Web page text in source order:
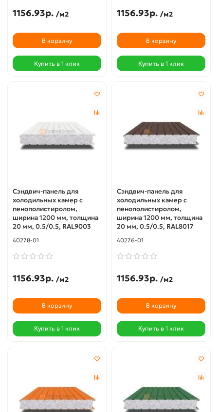
1156.93р. /м2
В корзину
Купить в 1 клик
1156.93р. /м2
В корзину
Купить в 1 клик
Сэндвич-панель для
холодильных камер с
пенополистиролом,
ширина 1200 мм, толщина
20 мм, 0.5/0.5, RAL9003
40278-01
1156.93р. /м2
В корзину
Купить в 1 клик
Сэндвич-панель для
холодильных камер с
пенополистиролом,
ширина 1200 мм, толщина
20 мм, 0.5/0.5, RAL8017
40276-01
1156.93р. /м2
В корзину
Купить в 1 клик